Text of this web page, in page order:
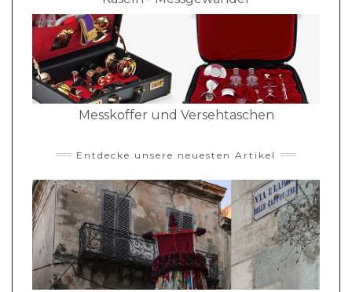
Messkoffer und Versehtaschen
Entdecke unsere neuesten Artikel